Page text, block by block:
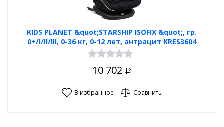
KIDS PLANET &quot;STARSHIP ISOFIX &quot;, гр.
0+/I/II/III, 0-36 кг, 0-12 лет, антрацит KRES3604
10 702 Р
В избранное Сравнить